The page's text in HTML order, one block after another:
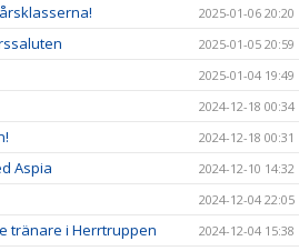
2025-01-06 20:20
2025-01-05 20:59
2025-01-04 19:49
2024-12-18 00:34
2024-12-18 00:31
Aspia 2024-12-10 14:32
2024-12-04 22:05
tränare i Herrtruppen 2024-12-04 15:38